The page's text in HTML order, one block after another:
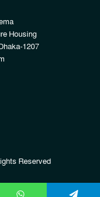
Housing
1207
Reserved